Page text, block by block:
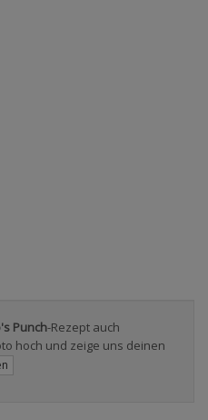
Punch-Rezept auch
hoch und zeige uns deinen